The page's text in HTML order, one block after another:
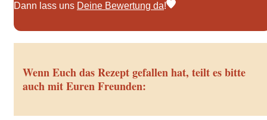
Dann lass uns Deine Bewertung da!
Wenn Euch das Rezept gefallen hat, teilt es bitte
auch mit Euren Freunden: